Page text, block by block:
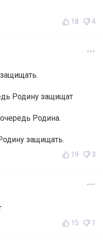
18 4
Родину защищат
Родина.
защищать.
19 3
15 1